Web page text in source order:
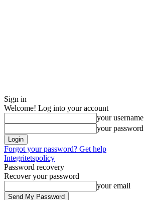
Sign in
Welcome! Log into your account
your username
your password
Forgot your password? Get help
Integritetspolicy
Password recovery
Recover your password
your email